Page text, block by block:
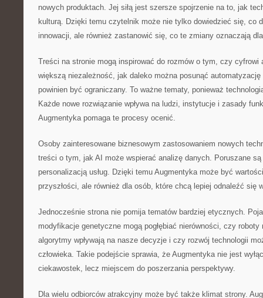
nowych produktach. Jej siłą jest szersze spojrzenie na to, jak
kulturą. Dzięki temu czytelnik może nie tylko dowiedzieć się, co
innowacji, ale również zastanowić się, co te zmiany oznaczają
Treści na stronie mogą inspirować do rozmów o tym, czy cyfrowi
większą niezależność, jak daleko można posunąć
powinien być ograniczany. To ważne tematy, ponieważ
Każde nowe rozwiązanie wpływa na ludzi, instytucje i zasady
Augmentyka pomaga te procesy ocenić.
Osoby zainteresowane biznesowym zastosowaniem nowych
treści o tym, jak AI może wspierać analizę danych. Poruszane
personalizacją usług. Dzięki temu Augmentyka może być
przyszłości, ale również dla osób, które chcą lepiej odnaleźć się
Jednocześnie strona nie pomija tematów bardziej etycznych.
modyfikacje genetyczne mogą pogłębiać nierówności, czy
algorytmy wpływają na nasze decyzje i czy rozwój technologii
człowieka. Takie podejście sprawia, że Augmentyka nie jest
ciekawostek, lecz miejscem do poszerzania perspektywy.
Dla wielu odbiorców atrakcyjny może być także klimat strony.